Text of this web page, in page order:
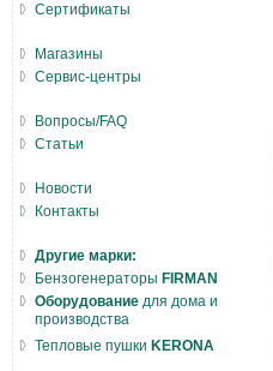
Сертификаты
Магазины
Сервис-центры
Вопросы/FAQ
Статьи
Новости
Контакты
Другие марки:
Бензогенераторы FIRMAN
Оборудование для дома и
производства
Тепловые пушки KERONA